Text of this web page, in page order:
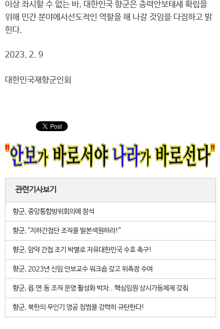
이상 좌시할 수 없는 바, 대한민국 향군은 총력안보태세 확립을
위해 민간 분야에서선도적인 역할을 해 나갈 것임을 다짐하고 밝
힌다.
2023. 2. 9
대한민국재향군인회
관련기사보기
향군, 중앙통합방위회의에 참석
향군, "지하간첩단 조직을 발본색원하라!”
향군, 암약 간첩 조기 박멸로 자유대한민국 수호 촉구!
향군, 2023년 신임 안보교수 워크숍 갖고 위촉장 수여
향군, 읍.면.동 조직 운영 활성화 박차...핵심임원 상시가동체제 갖춰
향군, 북한의 무인기 영공 침범을 강력히 규탄한다!